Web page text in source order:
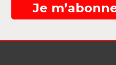
Je